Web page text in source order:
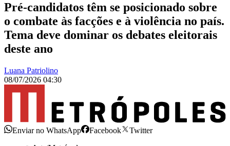
Pré-candidatos têm se posicionado sobre
o combate às facções e à violência no país.
Tema deve dominar os debates eleitorais
deste ano
Luana Patriolino
08/07/2026 04:30
Enviar no WhatsApp Facebook
Twitter